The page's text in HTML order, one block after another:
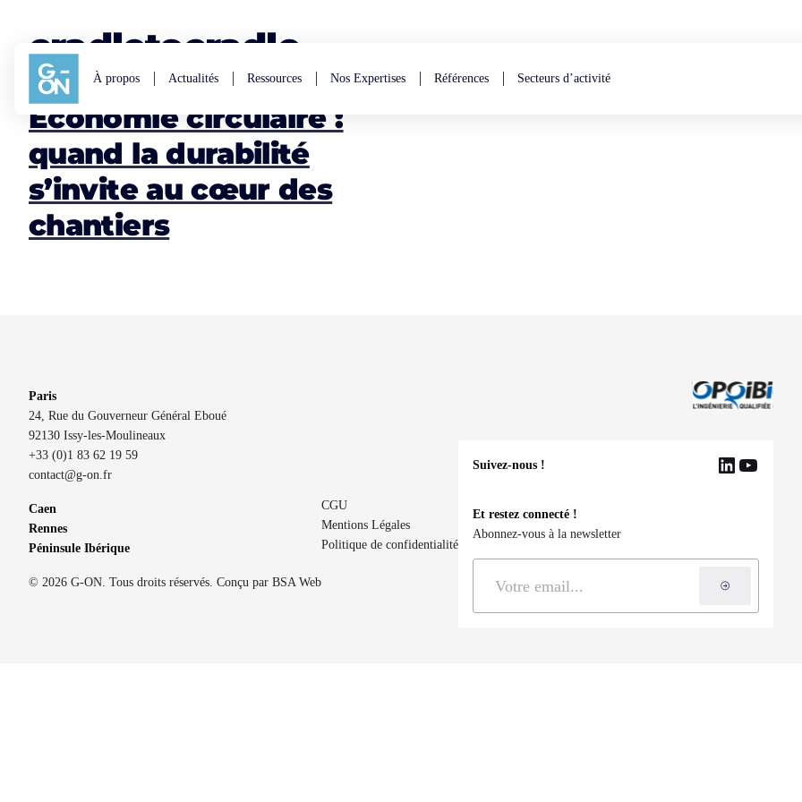
À propos Actualités Ressources Nos Expertises Références Secteurs d’activité
cradletocradle
Économie circulaire :
quand la durabilité
s’invite au cœur des
chantiers
Paris
24, Rue du Gouverneur Général Eboué
92130 Issy-les-Moulineaux
+33 (0)1 83 62 19 59
contact@g-on.fr
Caen
Rennes
Péninsule Ibérique
© 2026 G-ON. Tous droits réservés. Conçu par BSA Web
CGU
Mentions Légales
Politique de confidentialité
Suivez-nous ! LinkedIn
Et restez connecté !
Abonnez-vous à la newsletter